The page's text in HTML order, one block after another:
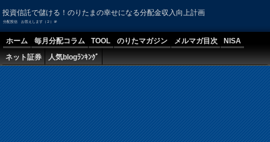
投資信託で儲ける！のりたまの幸せになる分配金収入向上計画
分配投信 お答えします（２）＠
ホーム 毎月分配コラム TOOL のりたマガジン メルマガ目次
NISA
ネット証券
人気blogﾗﾝｷﾝｸﾞ